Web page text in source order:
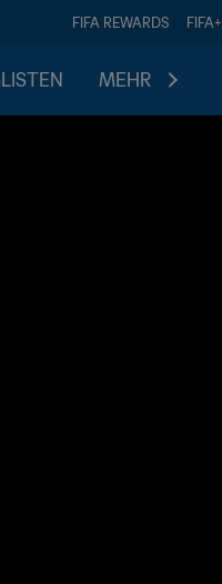
FIFA REWARDS FIFA+
MEHR